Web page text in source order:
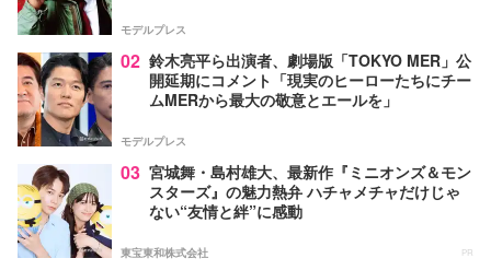
モデルプレス
02 鈴木亮平ら出演者、劇場版「TOKYO MER」公
開延期にコメント「現実のヒーローたちにチー
ムMERから最大の敬意とエールを」
モデルプレス
03 宮城舞・島村雄大、最新作『ミニオンズ＆モン
スターズ』の魅力熱弁 ハチャメチャだけじゃ
ない“友情と絆”に感動
東宝東和株式会社 PR